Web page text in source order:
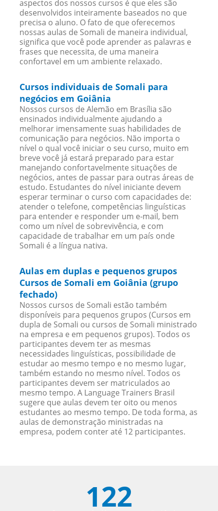
aspectos dos nossos cursos é que eles são
desenvolvidos inteiramente baseados no que
precisa o aluno. O fato de que oferecemos
nossas aulas de Somali de maneira individual,
significa que você pode aprender as palavras e
frases que necessita, de uma maneira
confortavel em um ambiente relaxado.
Cursos individuais de Somali para
negócios em Goiânia
Nossos cursos de Alemão em Brasília são
ensinados individualmente ajudando a
melhorar imensamente suas habilidades de
comunicação para negócios. Não importa o
nível o qual você iniciar o seu curso, muito em
breve você já estará preparado para estar
manejando confortavelmente situações de
negócios, antes de passar para outras áreas de
estudo. Estudantes do nível iniciante devem
esperar terminar o curso com capacidades de:
atender o telefone, competências linguísticas
para entender e responder um e-mail, bem
como um nível de sobrevivência, e com
capacidade de trabalhar em um país onde
Somali é a língua nativa.
Aulas em duplas e pequenos grupos
Cursos de Somali em Goiânia (grupo
fechado)
Nossos cursos de Somali estão também
disponíveis para pequenos grupos (Cursos em
dupla de Somali ou cursos de Somali ministrado
na empresa e em pequenos grupos). Todos os
participantes devem ter as mesmas
necessidades linguísticas, possibilidade de
estudar ao mesmo tempo e no mesmo lugar,
também estando no mesmo nível. Todos os
participantes devem ser matriculados ao
mesmo tempo. A Language Trainers Brasil
sugere que aulas devem ter oito ou menos
estudantes ao mesmo tempo. De toda forma, as
aulas de demonstração ministradas na
empresa, podem conter até 12 participantes.
122